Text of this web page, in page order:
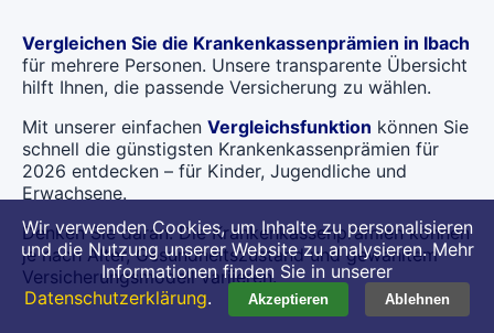
Vergleichen Sie die Krankenkassenprämien in Ibach
für mehrere Personen. Unsere transparente Übersicht
hilft Ihnen, die passende Versicherung zu wählen.
Mit unserer einfachen Vergleichsfunktion können Sie
schnell die günstigsten Krankenkassenprämien für
2026 entdecken – für Kinder, Jugendliche und
Erwachsene.
Denken Sie daran: Die Krankenkassenprämien können
je nach Alter, Gesundheitszustand und gewähltem
Versicherungsmodell variieren.
Wir verwenden Cookies, um Inhalte zu personalisieren
und die Nutzung unserer Website zu analysieren. Mehr
Informationen finden Sie in unserer
Datenschutzerklärung. Akzeptieren Ablehnen